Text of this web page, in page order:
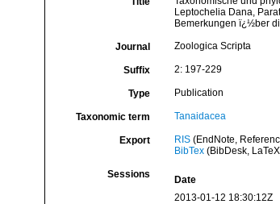
Leptochelia Dana,
Bemerkungen ï¿½ber
Journal Zoologica Scripta
Suffix 2: 197-229
Type Publication
Taxonomic term Tanaidacea
Export RIS(EndNote,
BibTex(BibDesk,
Sessions Date
2013-01-12 18:30:12Z